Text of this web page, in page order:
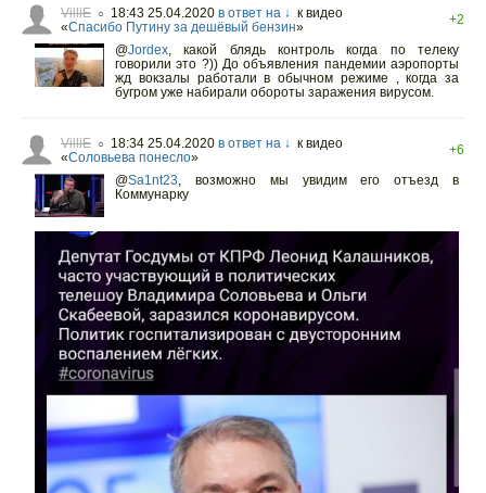
VilliE ○ 18:43 25.04.2020 в ответ на ↓ к видео
«Спасибо Путину за дешёвый бензин»
+2
@Jordex, какой блядь контроль когда по телеку
говорили это ?)) До объявления пандемии аэропорты
жд вокзалы работали в обычном режиме , когда за
бугром уже набирали обороты заражения вирусом.
VilliE ○ 18:34 25.04.2020 в ответ на ↓ к видео
«Соловьева понесло»
+6
@Sa1nt23, возможно мы увидим его отъезд в
Коммунарку